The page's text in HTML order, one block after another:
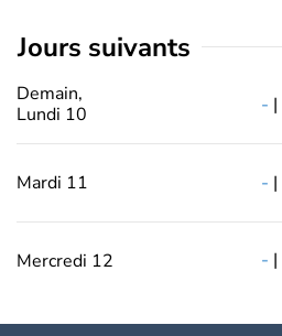
jours suivants
Demain,
Lundi 10
- |
Mardi 11 - |
Mercredi 12 - |